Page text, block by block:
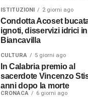
ISTITUZIONI 2 giorni ago
Condotta Acoset
ignoti, disservizi idrici
Biancavilla
CULTURA 5 giorni ago
In Calabria premio al
sacerdote Vincenzo
anni dopo la morte
CRONACA 6 giorni ago